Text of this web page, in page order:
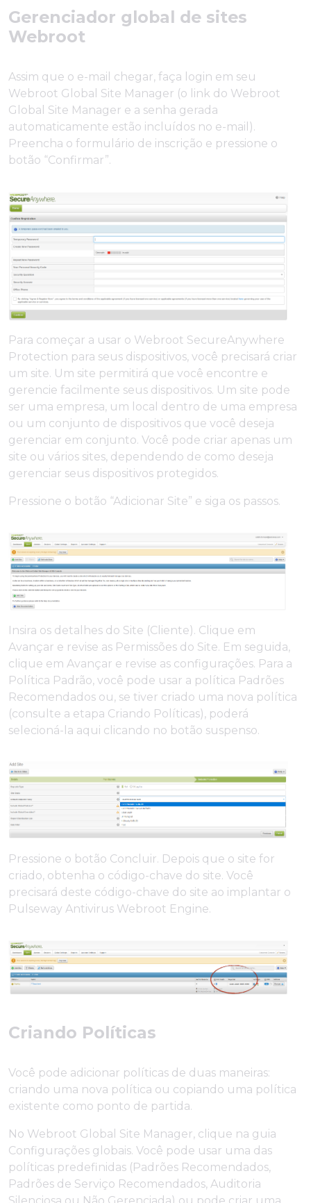
Gerenciador global de sites
Webroot
Assim que o e-mail chegar, faça login em seu
Webroot Global Site Manager (o link do Webroot
Global Site Manager e a senha gerada
automaticamente estão incluídos no e-mail).
Preencha o formulário de inscrição e pressione o
botão “Confirmar”.
Para começar a usar o Webroot SecureAnywhere
Protection para seus dispositivos, você precisará criar
um site. Um site permitirá que você encontre e
gerencie facilmente seus dispositivos. Um site pode
ser uma empresa, um local dentro de uma empresa
ou um conjunto de dispositivos que você deseja
gerenciar em conjunto. Você pode criar apenas um
site ou vários sites, dependendo de como deseja
gerenciar seus dispositivos protegidos.
Pressione o botão “Adicionar Site” e siga os passos.
Insira os detalhes do Site (Cliente). Clique em
Avançar e revise as Permissões do Site. Em seguida,
clique em Avançar e revise as configurações. Para a
Política Padrão, você pode usar a política Padrões
Recomendados ou, se tiver criado uma nova política
(consulte a etapa Criando Políticas), poderá
selecioná-la aqui clicando no botão suspenso.
Pressione o botão Concluir. Depois que o site for
criado, obtenha o código-chave do site. Você
precisará deste código-chave do site ao implantar o
Pulseway Antivirus Webroot Engine.
Criando Políticas
Você pode adicionar políticas de duas maneiras:
criando uma nova política ou copiando uma política
existente como ponto de partida.
No Webroot Global Site Manager, clique na guia
Configurações globais. Você pode usar uma das
políticas predefinidas (Padrões Recomendados,
Padrões de Serviço Recomendados, Auditoria